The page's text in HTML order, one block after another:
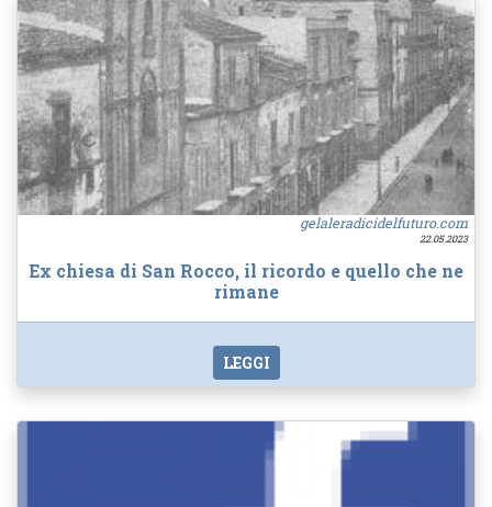
gelaleradicidelfuturo.com
22.05.2023
Ex chiesa di San Rocco, il ricordo e quello che ne
rimane
LEGGI